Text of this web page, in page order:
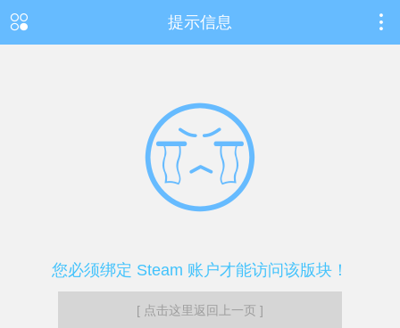
提示信息
您必须绑定 Steam 账户才能访问该版块！
[ 点击这里返回上一页 ]